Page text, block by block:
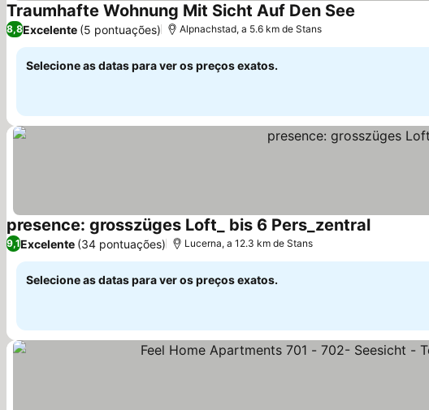
Traumhafte Wohnung Mit Sicht Auf Den See
8,8Excelente (5 pontuações) Alpnachstad, a 5.6 km de Stans
Selecione as datas para ver os preços exatos.
presence: grosszüges Loft_ bis 6 Pers_zentralVer preços
9,1Excelente (34 pontuações) Lucerna, a 12.3 km de Stans
Selecione as datas para ver os preços exatos.